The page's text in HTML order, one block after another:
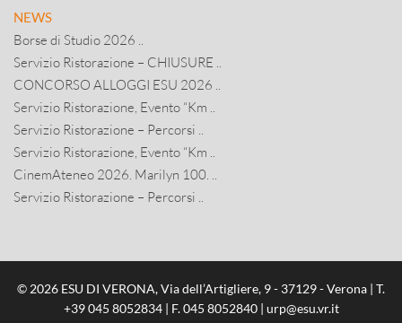
NEWS
Borse di Studio 2026 ..
Servizio Ristorazione – CHIUSURE ..
CONCORSO ALLOGGI ESU 2026 ..
Servizio Ristorazione, Evento “Km ..
Servizio Ristorazione – Percorsi ..
Servizio Ristorazione, Evento “Km ..
CinemAteneo 2026. Marilyn 100. ..
Servizio Ristorazione – Percorsi ..
© 2026 ESU DI VERONA, Via dell’Artigliere, 9 - 37129 - Verona | T.
+39 045 8052834| F. 045 8052840 | urp@esu.vr.it